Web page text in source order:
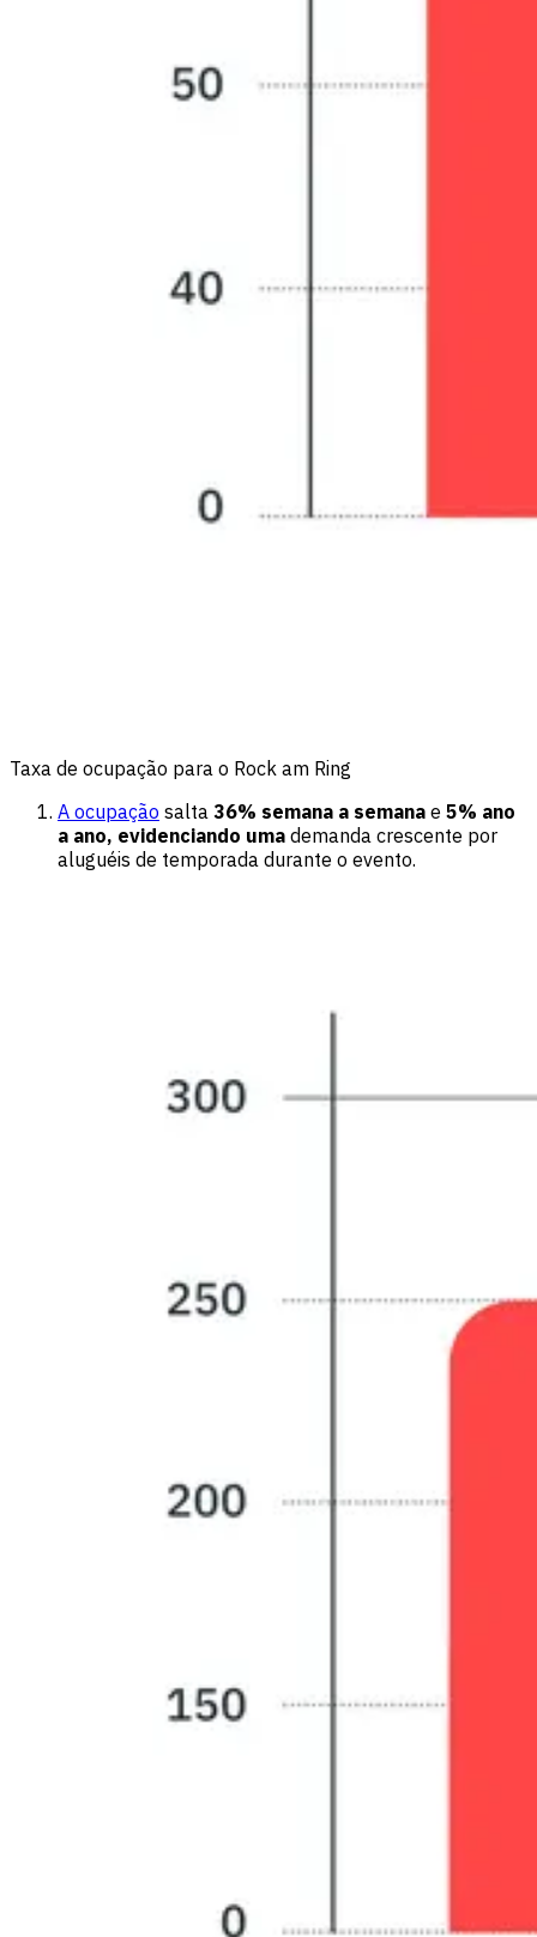
Taxa de ocupação para o Rock am Ring
A ocupação salta 36% semana a semana e 5% ano
a ano, evidenciando uma demanda crescente por
aluguéis de temporada durante o evento.